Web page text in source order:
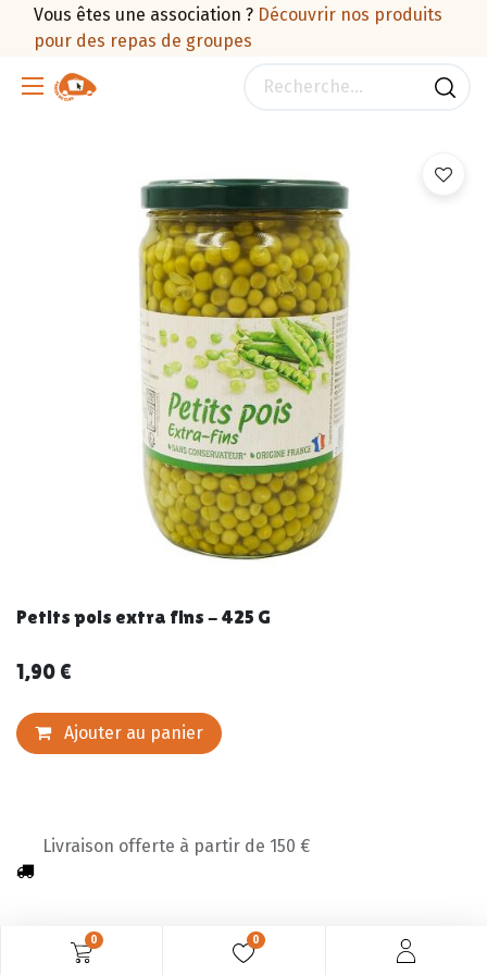
0 0
Vous êtes une association ? Découvrir nos produits
pour des repas de groupes
Petits pois extra fins - 425 G
1,90 €
Ajouter au panier
Livraison offerte à partir de 150 €